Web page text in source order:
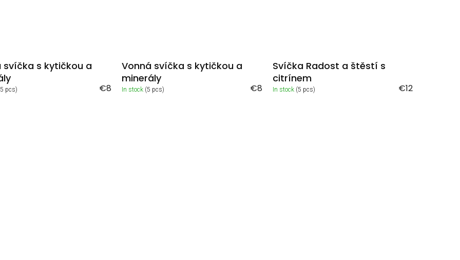
svíčka s kytičkou a
pcs) €8
Vonná svíčka s kytičkou a
minerály
In stock (5 pcs) €8
Svíčka Radost a štěstí s
citrínem
In stock (5 pcs) €12